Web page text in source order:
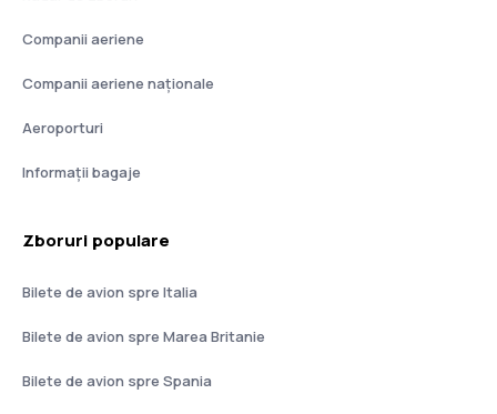
Companii aeriene
Companii aeriene naţionale
Aeroporturi
Informații bagaje
Zboruri populare
Bilete de avion spre Italia
Bilete de avion spre Marea Britanie
Bilete de avion spre Spania